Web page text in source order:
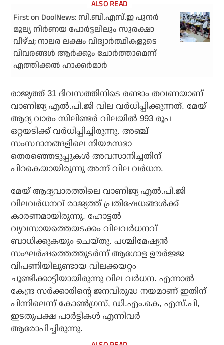
First on DoolNews: സി.ബി.എസ്.ഇ പുനര്‍
മൂല്യ നിര്‍ണയ പോര്‍ട്ടലിലും സുരക്ഷാ
വീഴ്ച; നാലര ലക്ഷം വിദ്യാര്‍ത്ഥികളുടെ
വിവരങ്ങള്‍ ആര്‍ക്കും ചോര്‍ത്താമെന്ന്
എത്തിക്കല്‍ ഹാക്കര്‍മാര്‍
രാജ്യത്ത് 31 ദിവസത്തിനിടെ രണ്ടാം തവണയാണ്
വാണിജ്യ എല്‍.പി.ജി വില വര്‍ധിപ്പിക്കുന്നത്. മേയ്
ആദ്യ വാരം സിലിണ്ടര്‍ വിലയില്‍ 993 രൂപ
ഒറ്റയടിക്ക് വര്‍ധിപ്പിച്ചിരുന്നു. അഞ്ച്
സംസ്ഥാനങ്ങളിലെ നിയമസഭാ
തെരഞ്ഞെടുപ്പുകള്‍ അവസാനിച്ചതിന്
പിറകെയായിരുന്നു അന്ന് വില വര്‍ധന.
മേയ് ആദ്യവാരത്തിലെ വാണിജ്യ എല്‍.പി.ജി
വിലവര്‍ധനവ് രാജ്യത്ത് പ്രതിഷേധങ്ങള്‍ക്ക്
കാരണമായിരുന്നു. ഹോട്ടല്‍
വ്യവസായത്തെയടക്കം വിലവര്‍ധനവ്
ബാധിക്കുകയും ചെയ്തു. പശ്ചിമേഷ്യന്‍
സംഘര്‍ഷത്തെത്തുടര്‍ന്ന് ആഗോള ഊര്‍ജ്ജ
വിപണിയിലുണ്ടായ വിലക്കയറ്റം
ചൂണ്ടിക്കാട്ടിയായിരുന്നു വില വര്‍ധന. എന്നാല്‍
കേന്ദ്ര സര്‍ക്കാരിന്റെ ജനവിരുദ്ധ നയമാണ് ഇതിന്
പിന്നിലെന്ന് കോണ്‍ഗ്രസ്, ഡി.എം.കെ, എസ്.പി,
ഇടതുപക്ഷ പാര്‍ട്ടികള്‍ എന്നിവര്‍
ആരോപിച്ചിരുന്നു.